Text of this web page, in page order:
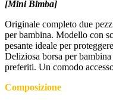
[Mini Bimba]
Originale completo due
per bambina. Modello con
pesante ideale per
Deliziosa borsa per
preferiti. Un comodo
Composizione